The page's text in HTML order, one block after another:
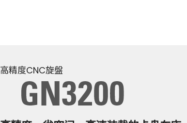
高精度CNC旋盤